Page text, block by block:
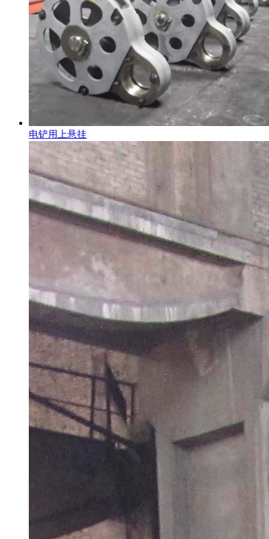
电铲用上悬挂